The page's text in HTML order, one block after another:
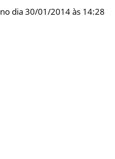
no dia 30/01/2014 às 14:28